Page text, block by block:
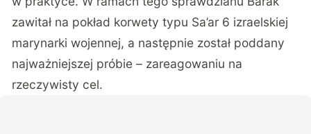
zawitał na pokład korwety typu Sa’ar 6 izraelskiej
marynarki wojennej, a następnie został poddany
najważniejszej próbie – zareagowaniu na
rzeczywisty cel.